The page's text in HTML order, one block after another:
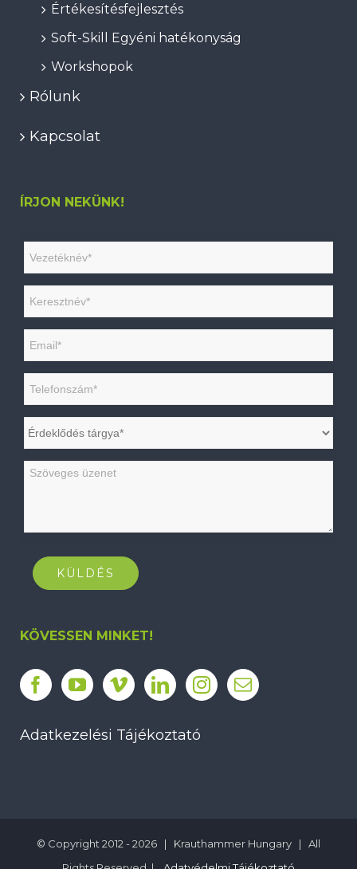
Értékesítésfejlesztés
Soft-Skill Egyéni hatékonyság
Workshopok
Rólunk
Kapcsolat
ÍRJON NEKÜNK!
KÖVESSEN MINKET!
Adatkezelési Tájékoztató
© Copyright 2012 -2026 | Krauthammer Hungary | All